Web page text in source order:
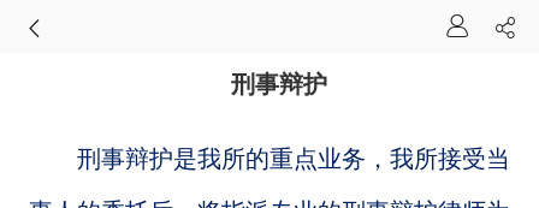
刑事辩护
刑事辩护是我所的重点业务，我所接受当